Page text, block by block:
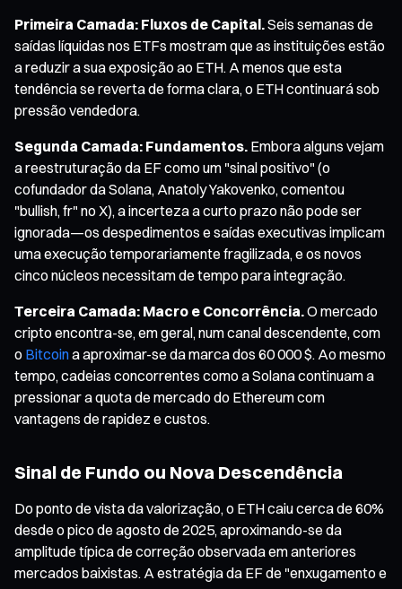
Primeira Camada: Fluxos de Capital.Seis semanas de
saídas líquidas nos ETFs mostram que as instituições estão
a reduzir a sua exposição ao ETH. A menos que esta
tendência se reverta de forma clara, o ETH continuará sob
pressão vendedora.
Segunda Camada: Fundamentos. Embora alguns vejam
a reestruturação da EF como um "sinal positivo" (o
cofundador da Solana, Anatoly Yakovenko, comentou
"bullish, fr" no X), a incerteza a curto prazo não pode ser
ignorada—os despedimentos e saídas executivas implicam
uma execução temporariamente fragilizada, e os novos
cinco núcleos necessitam de tempo para integração.
Terceira Camada: Macro e Concorrência.O mercado
cripto encontra-se, em geral, num canal descendente, com
o Bitcoina aproximar-se da marca dos 60 000 $. Ao mesmo
tempo, cadeias concorrentes como a Solana continuam a
pressionar a quota de mercado do Ethereum com
vantagens de rapidez e custos.
Sinal de Fundo ou Nova Descendência
Do ponto de vista da valorização, o ETH caiu cerca de 60%
desde o pico de agosto de 2025, aproximando-se da
amplitude típica de correção observada em anteriores
mercados baixistas. A estratégia da EF de "enxugamento e